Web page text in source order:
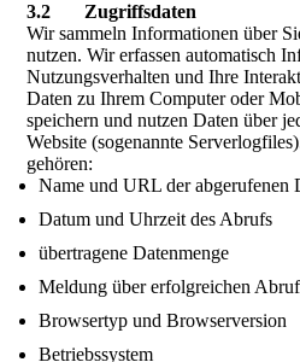
3.2 Zugriffsdaten
Wir sammeln Informationen über
nutzen. Wir erfassen automatisch
Nutzungsverhalten und Ihre
Daten zu Ihrem Computer oder
speichern und nutzen Daten über
Website (sogenannte
gehören:
Name und URL der abgerufenen
Datum und Uhrzeit des Abrufs
übertragene Datenmenge
Meldung über erfolgreichen
Browsertyp und Browserversion
Betriebssystem